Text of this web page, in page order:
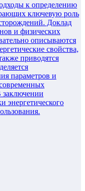
к определению
ключевую роль
Доклад
и физических
описываются
свойства,
приводятся
параметров и
энергетического